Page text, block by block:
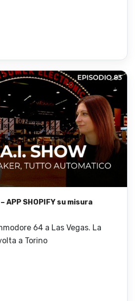
APP SHOPIFY su misura
64 a Las Vegas. La
a Torino